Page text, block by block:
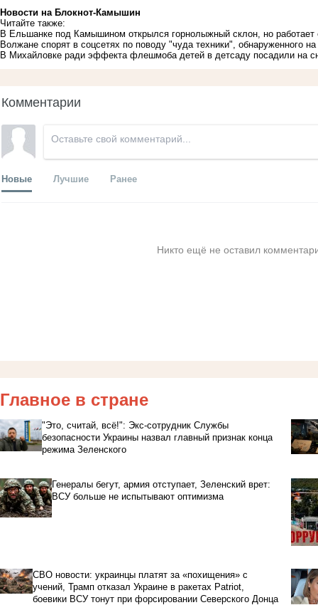
Новости на Блoкнoт-Камышин
Читайте также:
В Ельшанке под Камышином открылся горнолыжный склон, но работает
Волжане спорят в соцсетях по поводу "чуда техники", обнаруженного
В Михайловке ради эффекта флешмоба детей в детсаду посадили на
Комментарии
Новые Лучшие Ранее
Никто ещё не оставил
Главное в стране
"Это, считай, всё!": Экс-сотрудник Службы
безопасности Украины назвал главный признак конца
режима Зеленского
Генералы бегут, армия отступает, Зеленский врет:
ВСУ больше не испытывают оптимизма
СВО новости: украинцы платят за «похищения» с
учений, Трамп отказал Украине в ракетах Patriot,
боевики ВСУ тонут при форсировании Северского Донца